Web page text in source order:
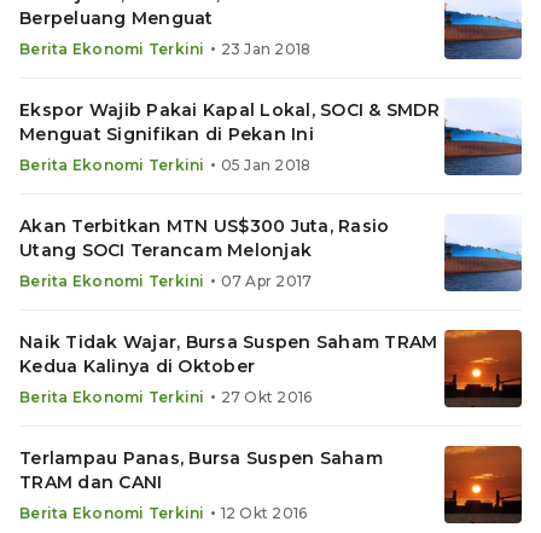
Berpeluang Menguat
Berita Ekonomi Terkini • 23 Jan 2018
Ekspor Wajib Pakai Kapal Lokal, SOCI & SMDR
Menguat Signifikan di Pekan Ini
Berita Ekonomi Terkini • 05 Jan 2018
Akan Terbitkan MTN US$300 Juta, Rasio
Utang SOCI Terancam Melonjak
Berita Ekonomi Terkini • 07 Apr 2017
Naik Tidak Wajar, Bursa Suspen Saham TRAM
Kedua Kalinya di Oktober
Berita Ekonomi Terkini • 27 Okt 2016
Terlampau Panas, Bursa Suspen Saham
TRAM dan CANI
Berita Ekonomi Terkini • 12 Okt 2016